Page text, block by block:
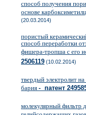
способ получения
основе
(20.03.2014)
пористый
способ переработки
фишера-тропша с его
2506119 (10.02.2014)
твердый электролит
бария - патент
молекулярный фильтр